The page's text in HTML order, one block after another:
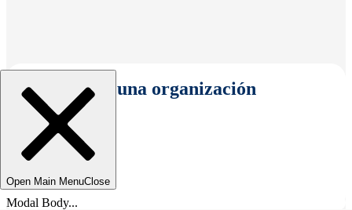
Seleccionar una organización
Open Main MenuClose
Modal Body...